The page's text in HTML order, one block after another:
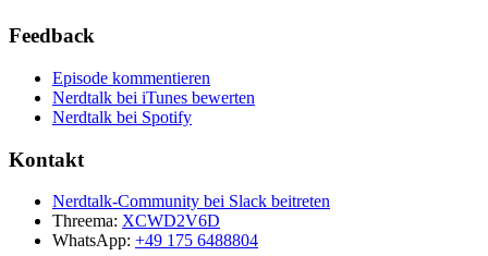
Feedback
Episode kommentieren
Nerdtalk bei iTunes bewerten
Nerdtalk bei Spotify
Kontakt
Nerdtalk-Community bei Slack beitreten
Threema: XCWD2V6D
WhatsApp: +49 175 6488804